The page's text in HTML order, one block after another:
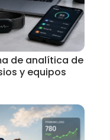
de analítica de
y equipos